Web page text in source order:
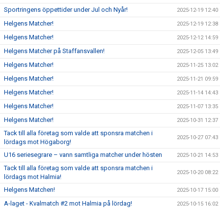
Sportringens öppettider under Jul och Nyår! 2025-12-19 12:40
Helgens Matcher! 2025-12-19 12:38
Helgens Matcher! 2025-12-12 14:59
Helgens Matcher på Staffansvallen! 2025-12-05 13:49
Helgens Matcher! 2025-11-25 13:02
Helgens Matcher! 2025-11-21 09:59
Helgens Matcher! 2025-11-14 14:43
Helgens Matcher! 2025-11-07 13:35
Helgens Matcher! 2025-10-31 12:37
Tack till alla företag som valde att sponsra matchen i
lördags mot Högaborg!
2025-10-27 07:43
U16 seriesegrare – vann samtliga matcher under hösten 2025-10-21 14:53
Tack till alla företag som valde att sponsra matchen i
lördags mot Halmia!
2025-10-20 08:22
Helgens Matchen! 2025-10-17 15:00
A-laget - Kvalmatch #2 mot Halmia på lördag! 2025-10-15 16:02